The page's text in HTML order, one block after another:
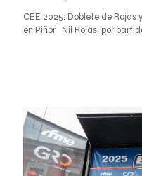
CEE 2025: Doblete de
en Piñor Nil Rojas, por